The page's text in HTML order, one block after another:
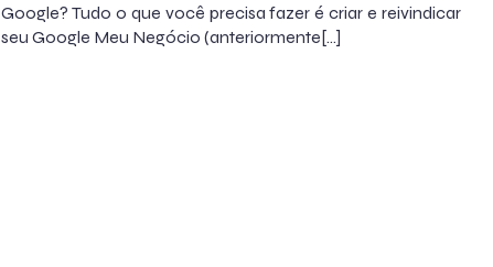
Google? Tudo o que você precisa fazer é criar e reivindicar
seu Google Meu Negócio (anteriormente[…]